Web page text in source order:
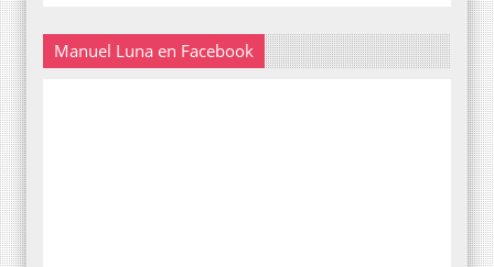
Manuel Luna en Facebook